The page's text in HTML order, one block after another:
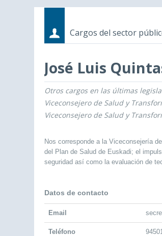
Cargos del sector
José Luis
CargosFecha de inicio -
Otros cargos en las últimas
Viceconsejero de Salud y
Viceconsejero de Salud y
Nos corresponde a la Viceconsejería
del Plan de Salud de Euskadi; el
seguridad así como la evaluación de
Datos de contacto
Email
Teléfono